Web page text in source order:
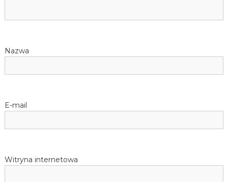
Nazwa
E-mail
Witryna internetowa